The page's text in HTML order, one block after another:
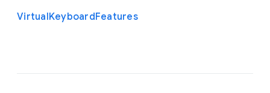
VirtualKeyboardFeatures